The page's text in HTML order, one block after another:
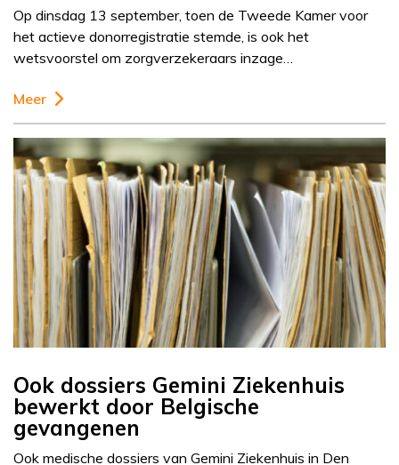
Op dinsdag 13 september, toen de Tweede Kamer voor
het actieve donorregistratie stemde, is ook het
wetsvoorstel om zorgverzekeraars inzage…
Meer
Ook dossiers Gemini Ziekenhuis
bewerkt door Belgische
gevangenen
Ook medische dossiers van Gemini Ziekenhuis in Den